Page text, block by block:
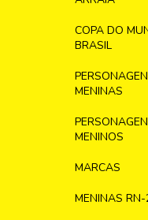
COPA DO
BRASIL
MENINAS
MENINOS
MARCAS
MENINAS